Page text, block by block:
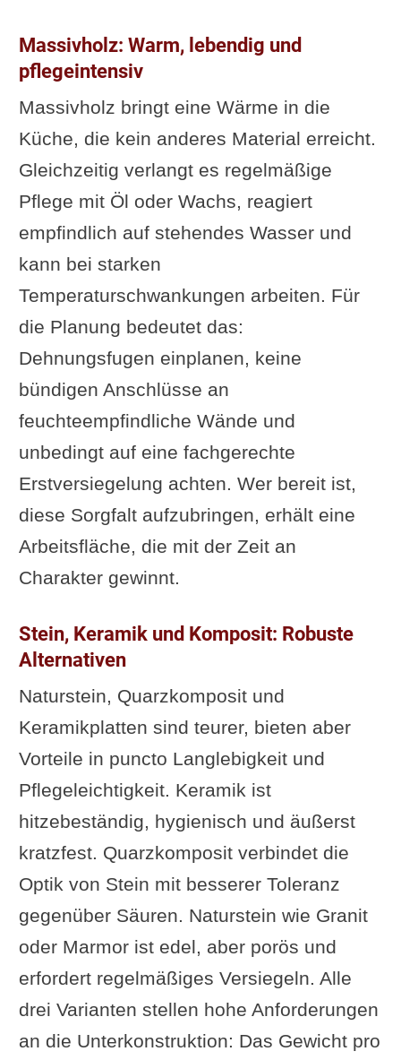
Massivholz: Warm, lebendig und
pflegeintensiv
Massivholz bringt eine Wärme in die
Küche, die kein anderes Material erreicht.
Gleichzeitig verlangt es regelmäßige
Pflege mit Öl oder Wachs, reagiert
empfindlich auf stehendes Wasser und
kann bei starken
Temperaturschwankungen arbeiten. Für
die Planung bedeutet das:
Dehnungsfugen einplanen, keine
bündigen Anschlüsse an
feuchteempfindliche Wände und
unbedingt auf eine fachgerechte
Erstversiegelung achten. Wer bereit ist,
diese Sorgfalt aufzubringen, erhält eine
Arbeitsfläche, die mit der Zeit an
Charakter gewinnt.
Stein, Keramik und Komposit: Robuste
Alternativen
Naturstein, Quarzkomposit und
Keramikplatten sind teurer, bieten aber
Vorteile in puncto Langlebigkeit und
Pflegeleichtigkeit. Keramik ist
hitzebeständig, hygienisch und äußerst
kratzfest. Quarzkomposit verbindet die
Optik von Stein mit besserer Toleranz
gegenüber Säuren. Naturstein wie Granit
oder Marmor ist edel, aber porös und
erfordert regelmäßiges Versiegeln. Alle
drei Varianten stellen hohe Anforderungen
an die Unterkonstruktion: Das Gewicht pro